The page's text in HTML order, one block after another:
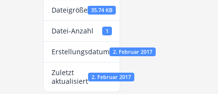
Dateigröße 35.74 KB
Datei-Anzahl 1
Erstellungsdatum 2. Februar 2017
Zuletzt
aktualisiert 2. Februar 2017